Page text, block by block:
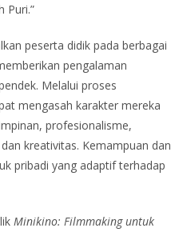
Puri.”
peserta didik pada berbagai
pengalaman
Melalui proses
mengasah karakter mereka
profesionalisme,
kreativitas. Kemampuan dan
pribadi yang adaptif terhadap
Minikino: Filmmaking untuk